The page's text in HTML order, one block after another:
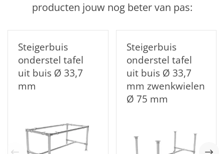
producten jouw nog beter van pas:
Steigerbuis
onderstel tafel
uit buis Ø 33,7
mm
Steigerbuis
onderstel tafel
uit buis Ø 33,7
mm zwenkwielen
Ø 75 mm